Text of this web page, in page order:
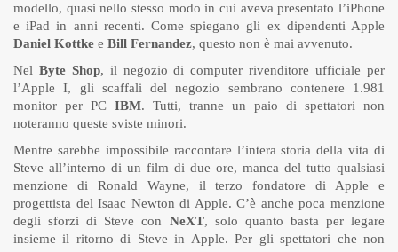
modello, quasi nello stesso modo in cui aveva presentato l’iPhone
e iPad in anni recenti. Come spiegano gli ex dipendenti Apple
Daniel Kottke e Bill Fernandez, questo non è mai avvenuto.
Nel Byte Shop, il negozio di computer rivenditore ufficiale per
l’Apple I, gli scaffali del negozio sembrano contenere 1.981
monitor per PC IBM. Tutti, tranne un paio di spettatori non
noteranno queste sviste minori.
Mentre sarebbe impossibile raccontare l’intera storia della vita di
Steve all’interno di un film di due ore, manca del tutto qualsiasi
menzione di Ronald Wayne, il terzo fondatore di Apple e
progettista del Isaac Newton di Apple. C’è anche poca menzione
degli sforzi di Steve con NeXT, solo quanto basta per legare
insieme il ritorno di Steve in Apple. Per gli spettatori che non